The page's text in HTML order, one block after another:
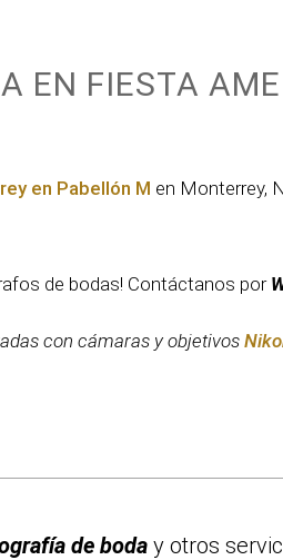
EN FIESTA
en Pabellón M en Monterrey,
de bodas! Contáctanos por
con cámaras y objetivos
de boda y otros